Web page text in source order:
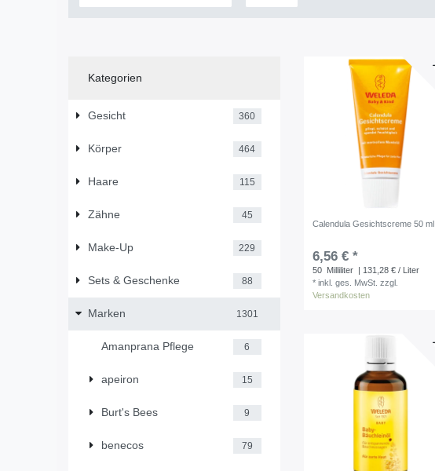
Kategorien
Gesicht 360
Körper 464
Haare 115
Zähne 45
Make-Up 229
Sets & Geschenke 88
Marken 1301
Amanprana Pflege 6
apeiron 15
Burt's Bees 9
benecos 79
Calendula Gesichtscreme 50 ml
6,56 € *
50 Milliliter | 131,28 € / Liter
*inkl. ges. MwSt. zzgl.
Versandkosten